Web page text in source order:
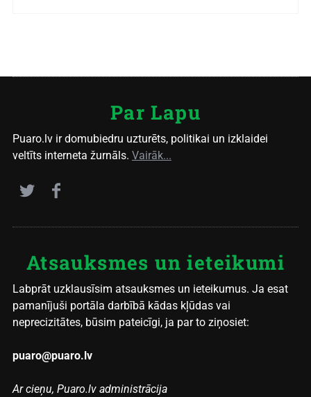
Par Lapu
Puaro.lv ir domubiedru uzturēts, politikai un izklaidei
veltīts interneta žurnāls. Vairāk...
Atsauksmes un ieteikumi
Labprāt uzklausīsim atsauksmes un ieteikumus. Ja esat
pamanījuši portāla darbībā kādas kļūdas vai
neprecizitātes, būsim pateicīgi, ja par to ziņosiet:
puaro@puaro.lv
Ar cieņu, Puaro.lv administrācija